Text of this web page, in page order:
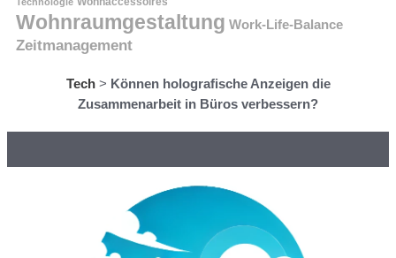
Wohnraumgestaltung Work-Life-Balance
Zeitmanagement
Tech> Können holografische Anzeigen die
Zusammenarbeit in Büros verbessern?